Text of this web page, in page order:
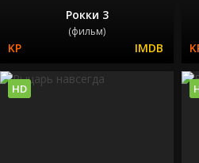
Рокки 3
(фильм)
HD